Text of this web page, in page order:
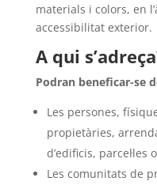
materials i colors, en
accessibilitat exterior.
A qui
Podran beneficar-se
Les persones,
propietàries,
d’edificis, parcel·les
Les comunitats de